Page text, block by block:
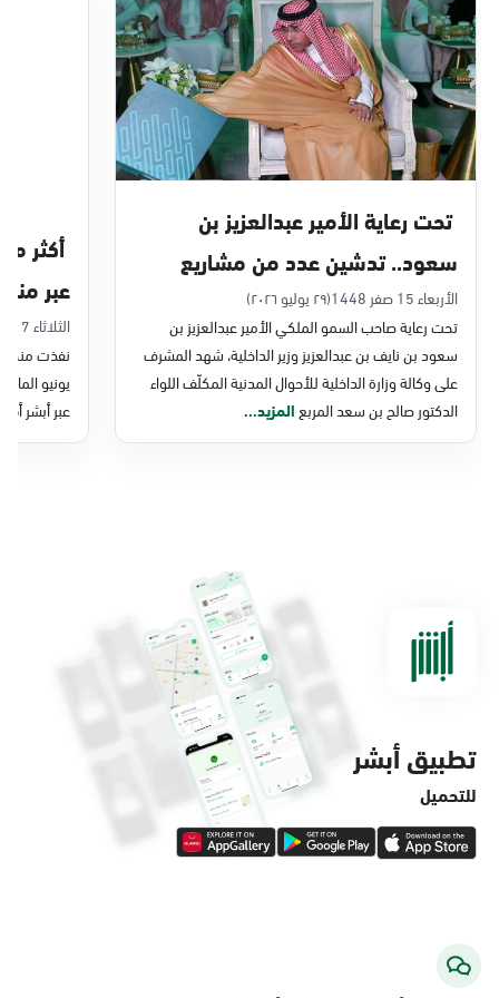
الدمام, الدمام - بنده حي أحد
الأحد - الخميس (08:00-14:30)
التوجه للموقع
الدمام, الدمام - الغرفة التجارية
التوجه للموقع
الدمام, الدمام - بنده - حي الشاطئ
الأحد - الخميس (08:00-14:30)
التوجه للموقع
الدمام, الدمام - بنده ضاحية الملك فهد
الدمام, الدمام - مستشفى الملك فهد
الدمام, الدمام - لولو ماركت حي الفاخرية
الأحد - الخميس (08:00-14:30)
تحت رعاية الأمير عبدالعزيز بن
سعود.. تدشين عدد من مشاريع
التحول الرقمي والخدمات الإلكترونية
للأحوال المدنية
الأربعاء 15 صفر 1448
(٢٩ يوليو ٢٠٢٦)
تحت رعاية صاحب السمو الملكي الأمير عبدالعزيز بن
سعود بن نايف بن عبدالعزيز وزير الداخلية، شهد المشرف
على وكالة وزارة الداخلية للأحوال المدنية المكلّف اللواء
الدكتور صالح بن سعد المربعالمزيد...
عبر
الثلاثاء 7 صفر 1448
نفذت منصة
عبر أبشر
تطبيق أبشر
للتحميل